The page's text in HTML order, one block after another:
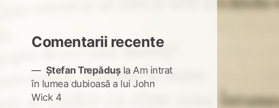
Comentarii recente
Ștefan Trepădușla Am intrat
în lumea dubioasă a lui John
Wick 4